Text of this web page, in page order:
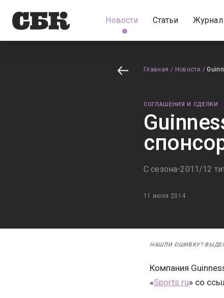
Новости Статьи Журнал
Главная / Новости /
СОГЛАШЕНИЯ И СДЕЛКИ
С сезона-2011/12
11 июля 2014
НАШЛИ ОШИБКУ?
Компания
«Sports.ru» со